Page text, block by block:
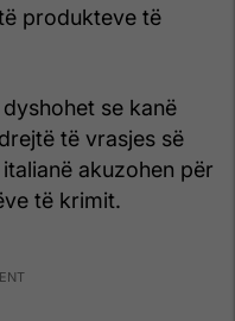
produkteve të
se kanë
të vrasjes së
akuzohen për
të krimit.